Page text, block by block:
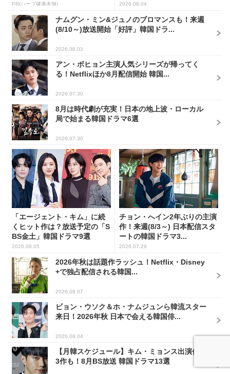
PR(ハーブ健康本舗) 2026.08.04
ナムグン・ミン&ジュノのブロマンスも！来週
(8/10～)放送開始「好評」韓国ドラ...
2026.08.03
アン・ボヒョン主演人気シリーズが帰ってく
る！Netflixほか8月配信開始 韓国...
2026.07.30
8月は時代劇が充実！日本の地上波・ローカル
局で始まる韓国ドラマ6選
2026.07.30
「エージェント・キム」に続
くヒット作は？放送予定の「S
BS金土」韓国ドラマ9選
2026.08.05
チョン・へイン2年ぶりの主演
作！来週(8/3～) 日本配信スタ
ートの韓国ドラマ3...
2026.07.29
2026年秋は話題作ラッシュ！Netflix・Disney
+で独占配信される韓国...
2026.08.07
ビョン・ウソク＆ホ・ナムジュンら韓流スター
来日！2026年秋 日本で会える韓国俳...
2026.08.04
【月韓スケジュール】キム・ミョンス出演作が
3作も！8月BS放送 韓国ドラマ13選